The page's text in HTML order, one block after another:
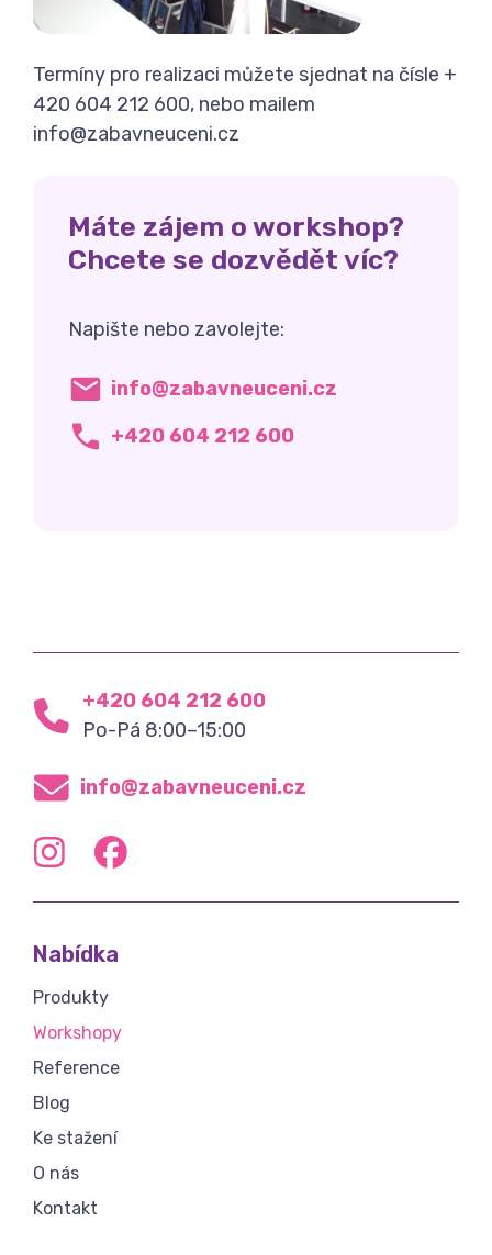
Termíny pro realizaci můžete sjednat na čísle +
420 604 212 600, nebo mailem
info@zabavneuceni.cz
Máte zájem o workshop?
Chcete se dozvědět víc?
Napište nebo zavolejte:
info@zabavneuceni.cz
+420 604 212 600
+420 604 212 600
Po-Pá 8:00–15:00
info@zabavneuceni.cz
Nabídka
Produkty
Workshopy
Reference
Blog
Ke stažení
O nás
Kontakt